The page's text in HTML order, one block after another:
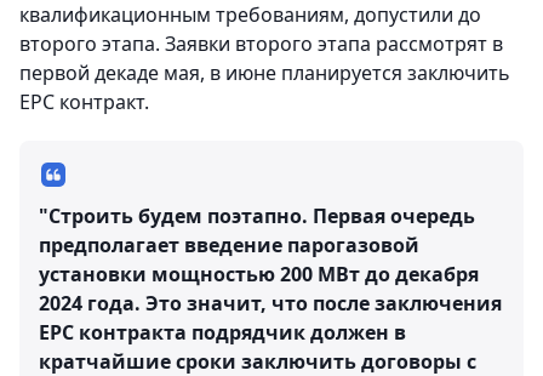
квалификационным требованиям, допустили до
второго этапа. Заявки второго этапа рассмотрят в
первой декаде мая, в июне планируется заключить
EPC контракт.
"Строить будем поэтапно. Первая очередь
предполагает введение парогазовой
установки мощностью 200 МВт до декабря
2024 года. Это значит, что после заключения
EPC контракта подрядчик должен в
кратчайшие сроки заключить договоры с